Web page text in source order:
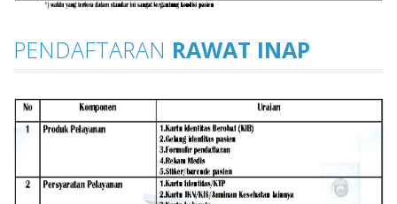
PENDAFTARAN RAWAT INAP